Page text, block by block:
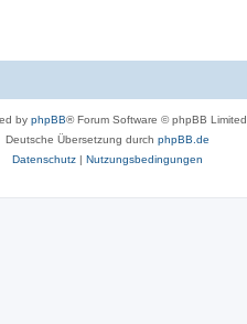
by phpBB® Forum Software © phpBB Limited
Deutsche Übersetzung durch phpBB.de
Datenschutz| Nutzungsbedingungen